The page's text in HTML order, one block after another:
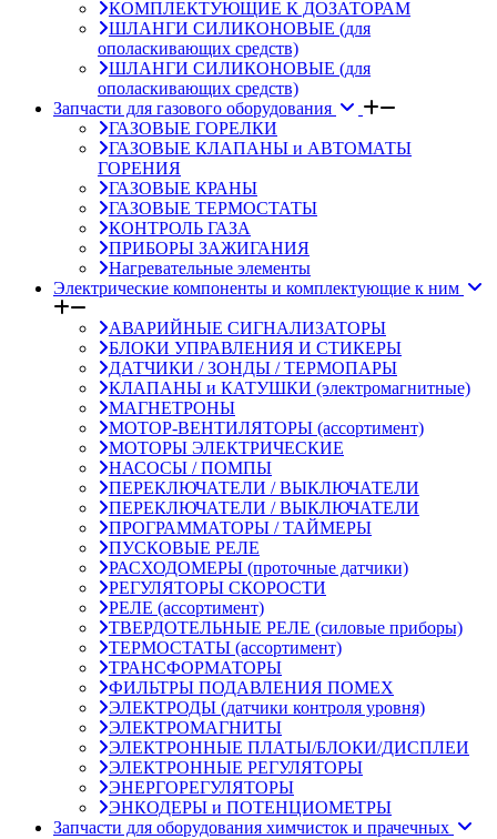
КОМПЛЕКТУЮЩИЕ К ДОЗАТОРАМ
ШЛАНГИ СИЛИКОНОВЫЕ (для
ополаскивающих средств)
ШЛАНГИ СИЛИКОНОВЫЕ (для
ополаскивающих средств)
Запчасти для газового оборудования
ГАЗОВЫЕ ГОРЕЛКИ
ГАЗОВЫЕ КЛАПАНЫ и АВТОМАТЫ
ГОРЕНИЯ
ГАЗОВЫЕ КРАНЫ
ГАЗОВЫЕ ТЕРМОСТАТЫ
КОНТРОЛЬ ГАЗА
ПРИБОРЫ ЗАЖИГАНИЯ
Нагревательные элементы
Электрические компоненты и комплектующие к ним
АВАРИЙНЫЕ СИГНАЛИЗАТОРЫ
БЛОКИ УПРАВЛЕНИЯ И СТИКЕРЫ
ДАТЧИКИ / ЗОНДЫ / ТЕРМОПАРЫ
КЛАПАНЫ и КАТУШКИ (электромагнитные)
МАГНЕТРОНЫ
МОТОР-ВЕНТИЛЯТОРЫ (ассортимент)
МОТОРЫ ЭЛЕКТРИЧЕСКИЕ
НАСОСЫ / ПОМПЫ
ПЕРЕКЛЮЧАТЕЛИ / ВЫКЛЮЧАТЕЛИ
ПЕРЕКЛЮЧАТЕЛИ / ВЫКЛЮЧАТЕЛИ
ПРОГРАММАТОРЫ / ТАЙМЕРЫ
ПУСКОВЫЕ РЕЛЕ
РАСХОДОМЕРЫ (проточные датчики)
РЕГУЛЯТОРЫ СКОРОСТИ
РЕЛЕ (ассортимент)
ТВЕРДОТЕЛЬНЫЕ РЕЛЕ (силовые приборы)
ТЕРМОСТАТЫ (ассортимент)
ТРАНСФОРМАТОРЫ
ФИЛЬТРЫ ПОДАВЛЕНИЯ ПОМЕХ
ЭЛЕКТРОДЫ (датчики контроля уровня)
ЭЛЕКТРОМАГНИТЫ
ЭЛЕКТРОННЫЕ ПЛАТЫ/БЛОКИ/ДИСПЛЕИ
ЭЛЕКТРОННЫЕ РЕГУЛЯТОРЫ
ЭНЕРГОРЕГУЛЯТОРЫ
ЭНКОДЕРЫ и ПОТЕНЦИОМЕТРЫ
Запчасти для оборудования химчисток и прачечных